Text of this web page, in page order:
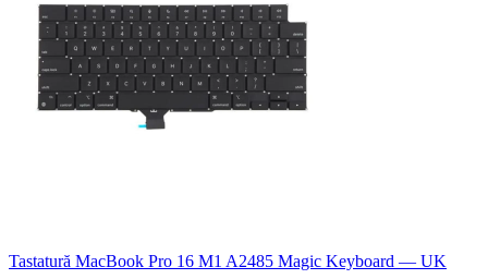
Tastatură MacBook Pro 16 M1 A2485 Magic Keyboard — UK